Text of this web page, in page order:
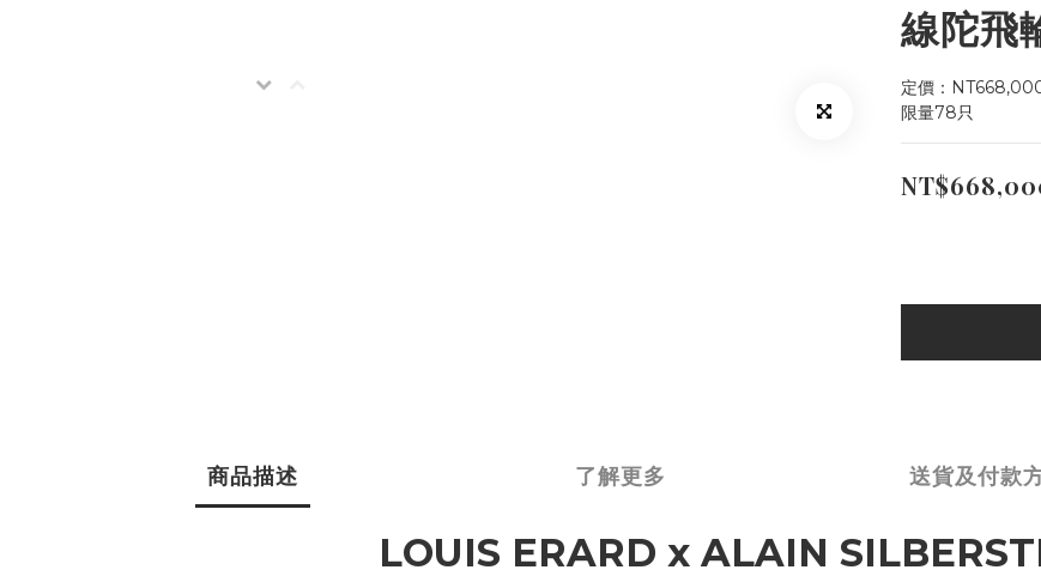
線陀飛
定價：
限量78只
商品描述 了解更多 送貨及付款
LOUIS ERARD x ALAIN